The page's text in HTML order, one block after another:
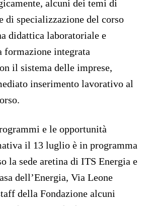
alcuni dei temi di
di specializzazione del corso
didattica laboratoriale e
formazione integrata
il sistema delle imprese,
inserimento lavorativo al
e le opportunità
il 13 luglio è in programma
la sede aretina di ITS Energia e
dell’Energia, Via Leone
della Fondazione alcuni